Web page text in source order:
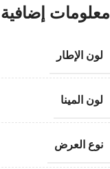
معلومات إضافية
لون الإطار
لون المينا
نوع العرض